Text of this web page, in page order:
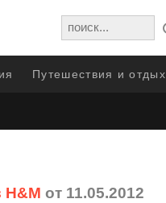
Путешествия и отдых
H&M от 11.05.2012